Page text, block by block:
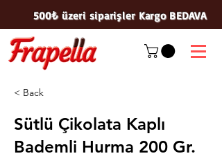
500₺ üzeri siparişler Kargo BEDAVA
< Back
Sütlü Çikolata Kaplı
Bademli Hurma 200 Gr.